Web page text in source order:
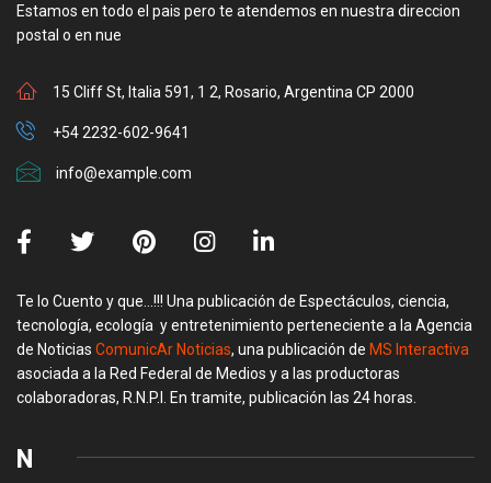
Estamos en todo el pais pero te atendemos en nuestra direccion
postal o en nue
15 Cliff St, Italia 591, 1 2, Rosario, Argentina CP 2000
+54 2232-602-9641
info@example.com
Te lo Cuento y que…!!! Una publicación de Espectáculos, ciencia,
tecnología, ecología y entretenimiento perteneciente a la Agencia
de Noticias ComunicAr Noticias, una publicación de MS Interactiva
asociada a la Red Federal de Medios y a las productoras
colaboradoras, R.N.P.I. En tramite, publicación las 24 horas.
N